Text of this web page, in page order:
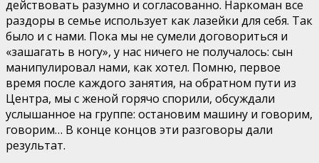
действовать разумно и согласованно. Наркоман все
раздоры в семье использует как лазейки для себя. Так
было и с нами. Пока мы не сумели договориться и
«зашагать в ногу», у нас ничего не получалось: сын
манипулировал нами, как хотел. Помню, первое
время после каждого занятия, на обратном пути из
Центра, мы с женой горячо спорили, обсуждали
услышанное на группе: остановим машину и говорим,
говорим… В конце концов эти разговоры дали
результат.